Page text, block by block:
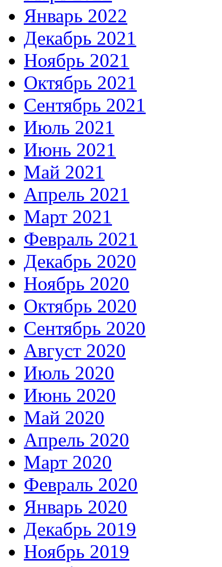
Январь 2022
Декабрь 2021
Ноябрь 2021
Октябрь 2021
Сентябрь 2021
Июль 2021
Июнь 2021
Май 2021
Апрель 2021
Март 2021
Февраль 2021
Декабрь 2020
Ноябрь 2020
Октябрь 2020
Сентябрь 2020
Август 2020
Июль 2020
Июнь 2020
Май 2020
Апрель 2020
Март 2020
Февраль 2020
Январь 2020
Декабрь 2019
Ноябрь 2019